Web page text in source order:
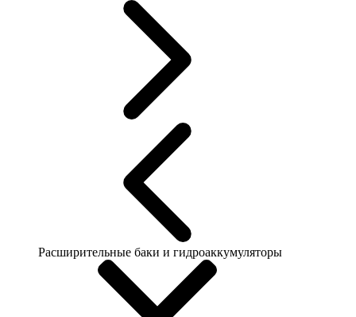
Расширительные баки и гидроаккумуляторы